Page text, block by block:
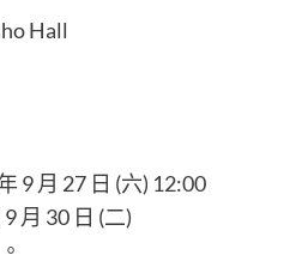
Hall
9 月 27 日 (六) 12:00
月 30 日 (二)